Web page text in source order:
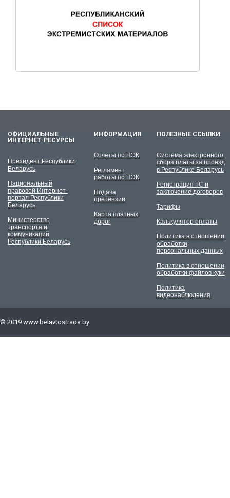
ОФИЦИАЛЬНЫЕ
ИНТЕРНЕТ-РЕСУРСЫ
Президент Республики
Беларусь
Национальный
правовой Интернет-
портал Республики
Беларусь
Министерство
транспорта и
коммуникаций
Республики Беларусь
ИНФОРМАЦИЯ
Отчеты по ПЭК
Регламент
работы по ПЭК
Подача
претензии
Карта платных
дорог
ПОЛЕЗНЫЕ ССЫЛКИ
Система электронного
сбора платы за проезд
в Республике Беларусь
Регистрация ТС и
заключение договоров
Тарифы
Калькулятор оплаты
Политика в отношении
обработки
персональных данных
Политика в отношении
обработки файлов куки
Политика
видеонаблюдения
© 2019 www.belavtostrada.by